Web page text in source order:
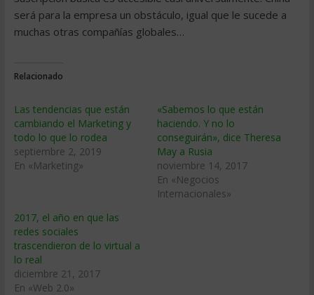
será para la empresa un obstáculo, igual que le sucede a
muchas otras compañías globales…
Relacionado
Las tendencias que están
cambiando el Marketing y
todo lo que lo rodea
septiembre 2, 2019
En «Marketing»
«Sabemos lo que están
haciendo. Y no lo
conseguirán», dice Theresa
May a Rusia
noviembre 14, 2017
En «Negocios
Internacionales»
2017, el año en que las
redes sociales
trascendieron de lo virtual a
lo real
diciembre 21, 2017
En «Web 2.0»